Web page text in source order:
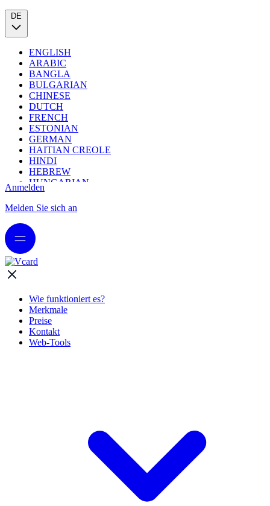
DE
ENGLISH
ARABIC
BANGLA
BULGARIAN
CHINESE
DUTCH
FRENCH
ESTONIAN
GERMAN
HAITIAN CREOLE
HINDI
HEBREW
HUNGARIAN
INDONESIAN
ITALIAN
JAPANESE
LITHUANIAN
MALAY
PORTUGUESE
POLISH
ROMANIAN
SINHALA
SWEDISH
TAMIL
THAI
TURKISH
Anmelden
Melden Sie sich an
Wie funktioniert es?
Merkmale
Preise
Kontakt
Web-Tools